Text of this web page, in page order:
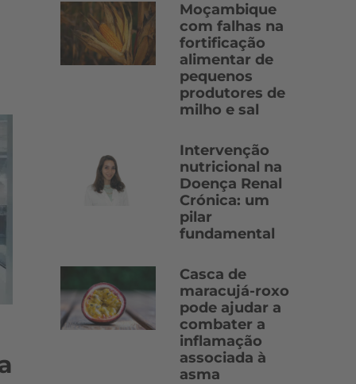
Moçambique
com falhas na
fortificação
alimentar de
pequenos
produtores de
milho e sal
Intervenção
nutricional na
Doença Renal
Crónica: um
pilar
fundamental
Casca de
maracujá-roxo
pode ajudar a
combater a
inflamação
associada à
asma